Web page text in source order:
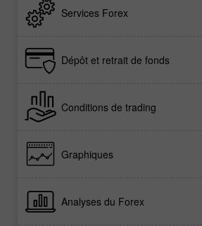
Services Forex
Dépôt et retrait de fonds
Conditions de trading
Graphiques
Analyses du Forex